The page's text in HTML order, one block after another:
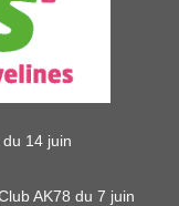
14 juin
AK78 du 7 juin